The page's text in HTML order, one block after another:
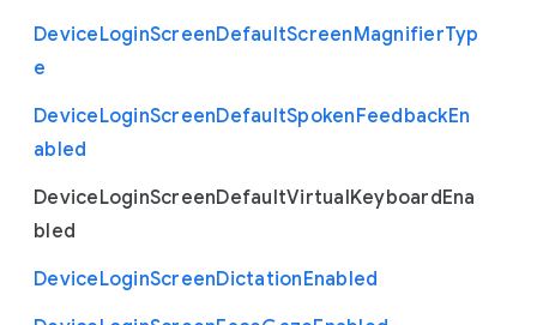
DeviceLoginScreenDefaultScreenMagnifierTyp
e
DeviceLoginScreenDefaultSpokenFeedbackEn
abled
DeviceLoginScreenDefaultVirtualKeyboardEna
bled
DeviceLoginScreenDictationEnabled